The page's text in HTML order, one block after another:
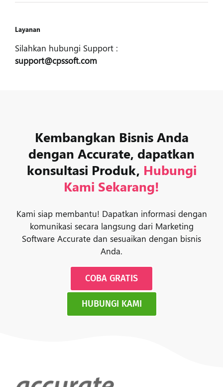
Layanan
Silahkan hubungi Support :
support@cpssoft.com
Kembangkan Bisnis Anda
dengan Accurate, dapatkan
konsultasi Produk, Hubungi
Kami Sekarang!
Kami siap membantu! Dapatkan informasi dengan
komunikasi secara langsung dari Marketing
Software Accurate dan sesuaikan dengan bisnis
Anda.
COBA GRATIS
HUBUNGI KAMI